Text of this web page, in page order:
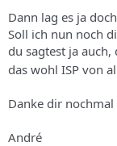
Dann lag es ja
Soll ich nun noch
du sagtest ja auch,
das wohl ISP von
Danke dir nochmal
André